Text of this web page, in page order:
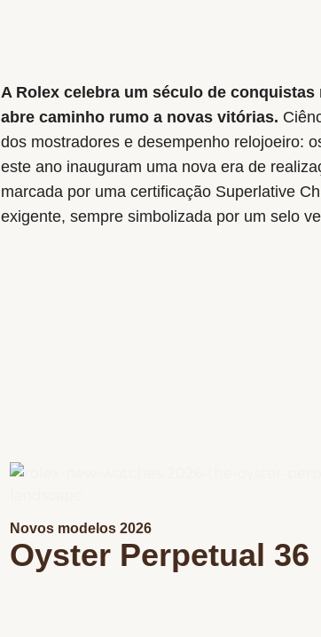
A Rolex celebra um século de conquistas
abre caminho rumo a novas vitórias.
dos mostradores e desempenho relojoeiro:
este ano inauguram uma nova era de
marcada por uma certificação Superlative
exigente, sempre simbolizada por um selo
Novos modelos 2026
Oyster Perpetual 36